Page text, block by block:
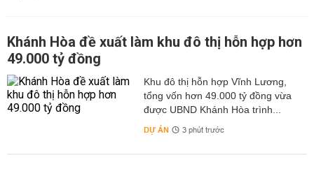
Khánh Hòa đề xuất làm khu đô thị hỗn hợp hơn
49.000 tỷ đồng
Khu đô thị hỗn hợp Vĩnh Lương,
tổng vốn hơn 49.000 tỷ đồng vừa
được UBND Khánh Hòa trình...
DỰ ÁN 3 phút trước